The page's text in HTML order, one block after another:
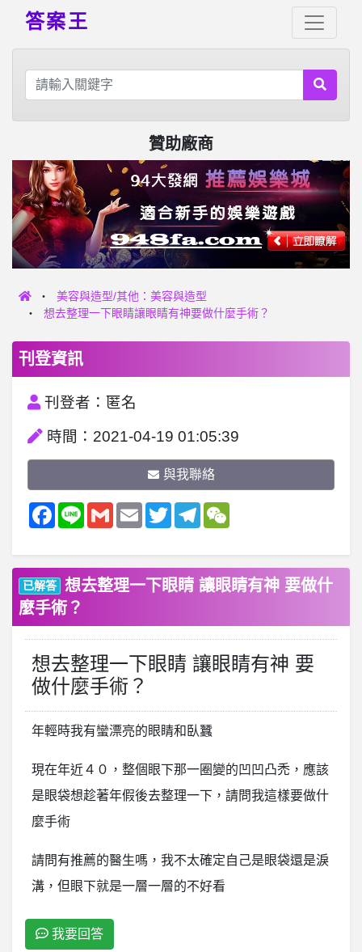
答案王
贊助廠商
美容與造型/其他：美容與造型
想去整理一下眼睛讓眼睛有神要做什麼手術？
刊登資訊
刊登者：匿名
時間：2021-04-19 01:05:39
與我聯絡
Facebook
Line GmailEmail TwitterTelegramWeChat
已解答
想去整理一下眼睛 讓眼睛有神 要做什
麼手術？
想去整理一下眼睛 讓眼睛有神 要
做什麼手術？
年輕時我有蠻漂亮的眼睛和臥蠶
現在年近４０，整個眼下那一圈變的凹凹凸禿，應該
是眼袋想趁著年假後去整理一下，請問我這樣要做什
麼手術
請問有推薦的醫生嗎，我不太確定自己是眼袋還是淚
溝，但眼下就是一層一層的不好看
我要回答